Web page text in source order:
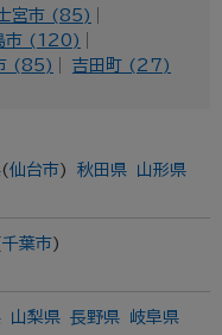
宮市 (85)
市 (120)
(85) 吉田町 (27)
(仙台市) 秋田県
山形県
千葉市)
山梨県 長野県
岐阜県